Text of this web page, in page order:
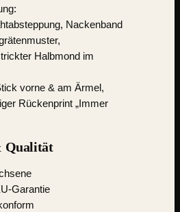
Nackenband
Halbmond im
vorne & am Ärmel,
Rückenprint „Immer
Qualität
Garantie